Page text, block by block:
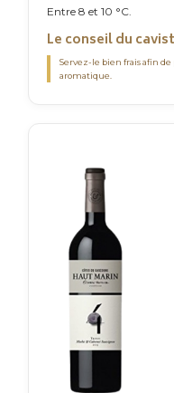
Entre 8 et 10 °C.
Le conseil du
Servez-le bien frais afin
aromatique.